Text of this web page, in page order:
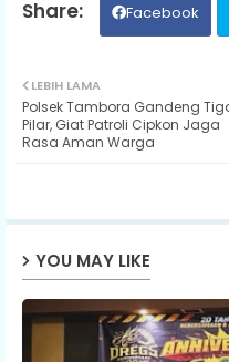
Facebook
LEBIH LAMA
Polsek Tambora Gandeng
Pilar, Giat Patroli Cipkon Jaga
Rasa Aman Warga
YOU MAY LIKE